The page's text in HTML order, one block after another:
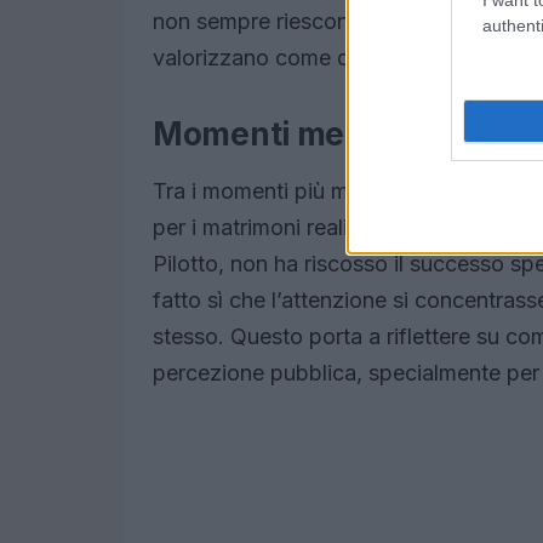
non sempre riescono a esaltare la
valorizzano come dovrebbero.
Momenti memorabili e
Tra i momenti più memorabili della
per i matrimoni reali. Tuttavia, il suo
Pilotto, non ha riscosso il successo
fatto sì che l’attenzione si
stesso. Questo porta a riflettere su
percezione pubblica, specialmente